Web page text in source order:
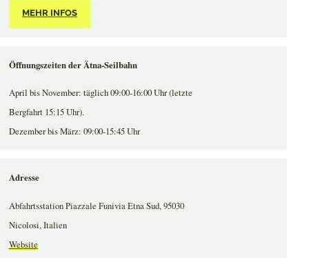
MEHR INFOS
Öffnungszeiten der Ätna-Seilbahn
April bis November: täglich 09:00-16:00 Uhr (letzte
Bergfahrt 15:15 Uhr).
Dezember bis März: 09:00-15:45 Uhr
Adresse
Abfahrtsstation Piazzale Funivia Etna Sud, 95030
Nicolosi, Italien
Website